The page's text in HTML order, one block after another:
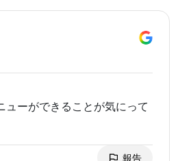
ューができることが気にって